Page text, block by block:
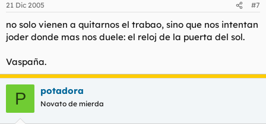
21 Dic 2005 #7
no solo vienen a quitarnos el trabao, sino que nos intentan
joder donde mas nos duele: el reloj de la puerta del sol.
Vaspaña.
P potadora
Novato de mierda